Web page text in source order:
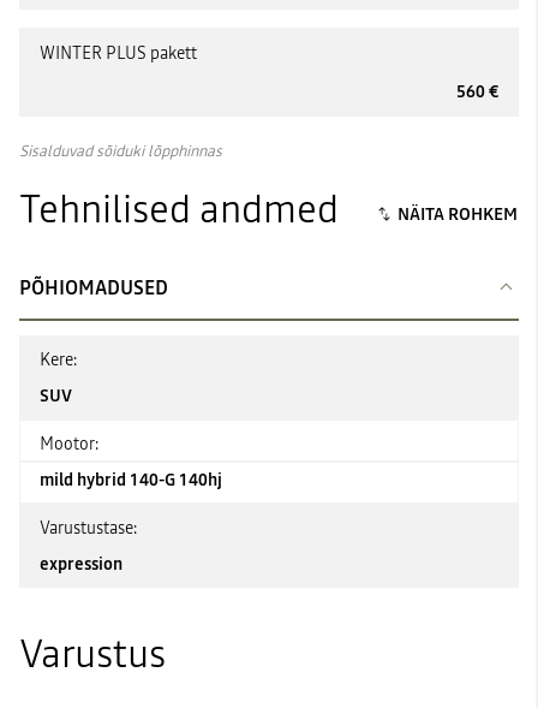
WINTER PLUS pakett
560 €
Sisalduvad sõiduki lõpphinnas
Tehnilised andmed
PÕHIOMADUSED
Kere:
SUV
Mootor:
mild hybrid 140-G 140hj
Varustustase:
expression
Varustus